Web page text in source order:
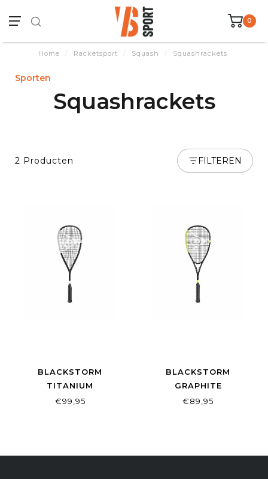
0
Home / Racketsport / Squash / Squashrackets
Sporten
Squashrackets
2 Producten FILTEREN
BLACKSTORM
TITANIUM
€99,95
BLACKSTORM
GRAPHITE
€89,95